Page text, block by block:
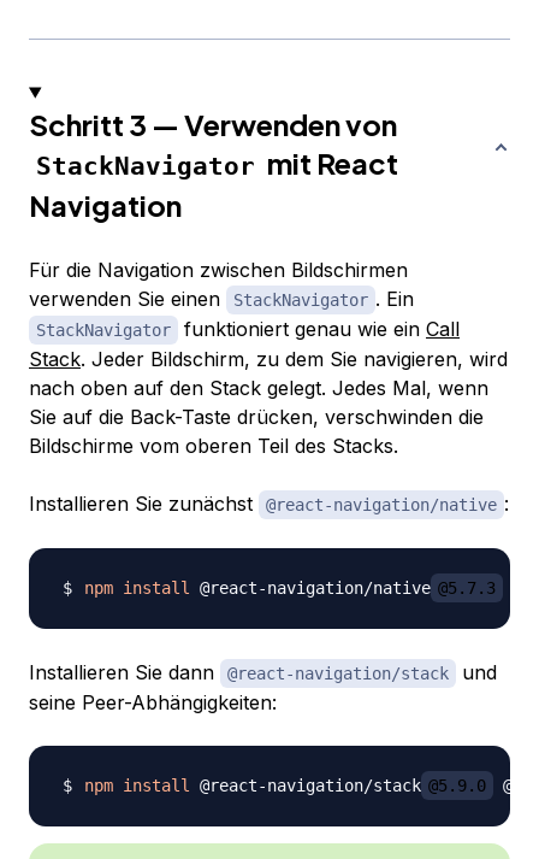
Schritt 3 — Verwenden von
StackNavigator mit React
Navigation
Für die Navigation zwischen Bildschirmen
verwenden Sie einen
StackNavigator . Ein
StackNavigator funktioniert genau wie ein Call
Stack. Jeder Bildschirm, zu dem Sie navigieren, wird
nach oben auf den Stack gelegt. Jedes Mal, wenn
Sie auf die Back-Taste drücken, verschwinden die
Bildschirme vom oberen Teil des Stacks.
Installieren Sie zunächst @react-navigation/native :
npm install @react-navigation/native @5.7.3
Installieren Sie dann @react-navigation/stack
und
seine Peer-Abhängigkeiten:
npm install @react-navigation/stack @5.9.0